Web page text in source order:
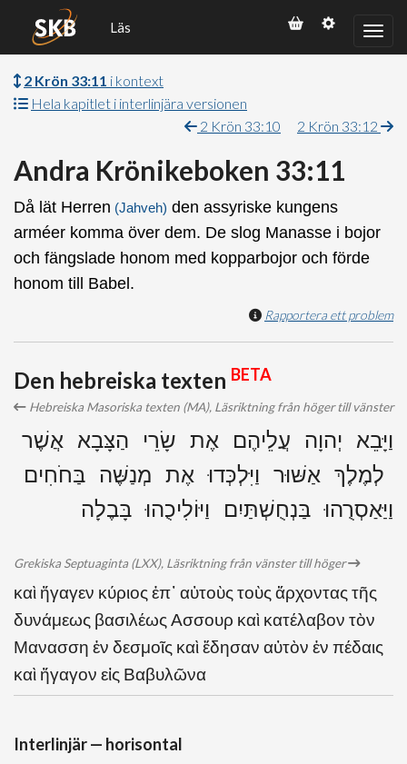
Läs
2 Krön 33:11 i kontext
Hela kapitlet i interlinjära versionen
2 Krön 33:10
2 Krön 33:12
Andra Krönikeboken 33:11
Då lät Herren (Jahveh) den assyriske kungens
arméer komma över dem. De slog Manasse i bojor
och fängslade honom med kopparbojor och förde
honom till Babel.
Rapportera ett problem
Den hebreiska texten BETA
Hebreiska Masoriska texten (MA), Läsriktning från höger till vänster
וַיָּבֵא יְהוָה עֲלֵיהֶם אֶת שָׂרֵי הַצָּבָא אֲשֶׁר
לְמֶלֶךְ אַשּׁוּר וַיִּלְכְּדוּ אֶת מְנַשֶּׁה בַּחֹחִים
וַיַּאַסְרֻהוּ בַּנְחֻשְׁתַּיִם וַיּוֹלִיכֻהוּ בָּבֶלָה
Grekiska Septuaginta (LXX), Läsriktning från vänster till höger
καὶ ἤγαγεν κύριος ἐπ᾽ αὐτοὺς τοὺς ἄρχοντας τῆς
δυνάμεως βασιλέως Ασσουρ καὶ κατέλαβον τὸν
Μανασση ἐν δεσμοῖς καὶ ἔδησαν αὐτὸν ἐν πέδαις
καὶ ἤγαγον εἰς Βαβυλῶνα
Interlinjär — horisontal